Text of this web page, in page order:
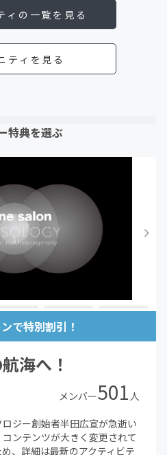
ィの一覧を見る
ティを見る
特典を選ぶ
で特別割引！
海へ！
メンバー501 人
ジー創始者半田広宣が急逝い
ンテンツが大きく変更されて
、詳細は最新のアクティビテ